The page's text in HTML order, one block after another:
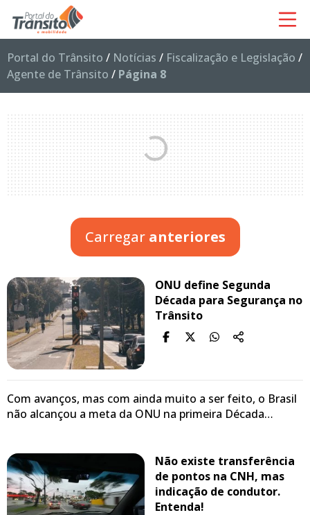
Portal do Trânsito / Notícias / Fiscalização e Legislação /
Agente de Trânsito / Página 8
Carregar anteriores
ONU define Segunda
Década para Segurança no
Trânsito
Com avanços, mas com ainda muito a ser feito, o Brasil
não alcançou a meta da ONU na primeira Década…
Não existe transferência
de pontos na CNH, mas
indicação de condutor.
Entenda!